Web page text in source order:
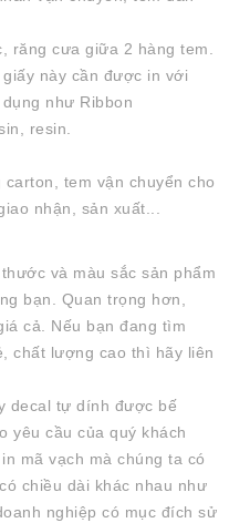
răng cưa giữa 2 hàng tem.
này cần được in với
như Ribbon
resin.
tem vận chuyển cho
nhận, sản xuất...
và màu sắc sản phẩm
bạn. Quan trọng hơn,
cả. Nếu bạn đang tìm
chất lượng cao thì hãy liên
decal tự dính được bế
yêu cầu của quý khách
mã vạch mà chúng ta có
chiều dài khác nhau như
nghiệp có mục đích sử